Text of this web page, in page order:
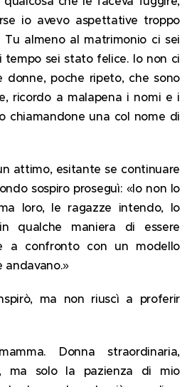
io avevo aspettative troppo
almeno al matrimonio ci sei
tempo sei stato felice. Io non ci
donne, poche ripeto, che sono
ricordo a malapena i nomi e i
chiamandone una col nome di
attimo, esitante se continuare
sospiro proseguì: «Io non lo
loro, le ragazze intendo, lo
qualche maniera di essere
a confronto con un modello
andavano.»
ma non riuscì a proferir
Donna straordinaria,
ma solo la pazienza di mio